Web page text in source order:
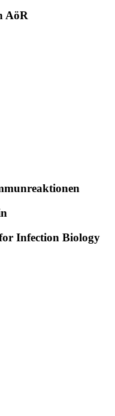
AöR
Infection Biology